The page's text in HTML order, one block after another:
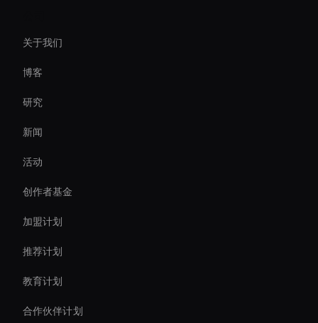
Ai Avatar For Advertising
Ai Avatar For Customer Service
Live Ai Avatar
Ai Avatar Live Chat
AI 视频模因生成器
Ai Avatar For Corporate
关于我们
博客
研究
新闻
活动
创作者基金
加盟计划
推荐计划
教育计划
合作伙伴计划